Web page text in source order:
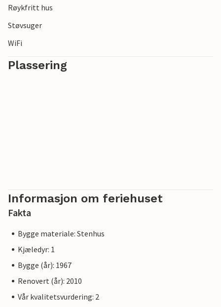
Røykfritt hus
Støvsuger
WiFi
Plassering
Informasjon om feriehuset
Fakta
Bygge materiale: Stenhus
Kjæledyr: 1
Bygge (år): 1967
Renovert (år): 2010
Vår kvalitetsvurdering: 2